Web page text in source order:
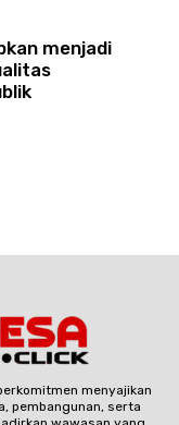
menjadi
menyajikan
pembangunan, serta